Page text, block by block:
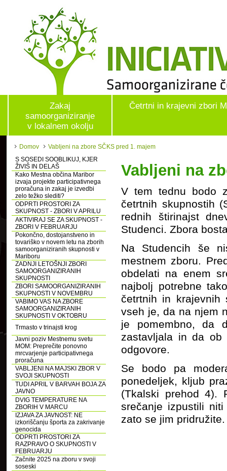
Zakaj
samoorganiziranje
v lokalnem okolju
Četrtni in krajevni zbori
Domov
Vabljeni na zbore SČKS pred 1. majem
S SOSEDI SOOBLIKUJ, KJER
ŽIVIŠ IN DELAŠ
Kako Mestna občina Maribor
izvaja projekte participativnega
proračuna in zakaj je izvedbi
zelo težko slediti?
ODPRTI PROSTORI ZA
SKUPNOST - ZBORI V APRILU
AKTIVIRAJ SE ZA SKUPNOST -
ZBORI V FEBRUARJU
Pokončno, dostojanstveno in
tovariško v novem letu na zborih
samoorganiziranih skupnosti v
Mariboru
ZADNJI LETOŠNJI ZBORI
SAMOORGANIZIRANIH
SKUPNOSTI
ZBORI SAMOORGANIZIRANIH
SKUPNOSTI V NOVEMBRU
VABIMO VAS NA ZBORE
SAMOORGANIZIRANIH
SKUPNOSTI V OKTOBRU
Trmasto v trinajsti krog
Javni poziv Mestnemu svetu
MOM: Preprečite ponovno
mrcvarjenje participativnega
proračuna
VABLJENI NA MAJSKI ZBOR V
SVOJI SKUPNOSTI
TUDI APRIL V BARVAH BOJA ZA
JAVNO
DVIG TEMPERATURE NA
ZBORIH V MARCU
IZJAVA ZA JAVNOST: NE
izkoriščanju športa za zakrivanje
genocida
ODPRTI PROSTORI ZA
RAZPRAVO O SKUPNOSTI V
FEBRUARJU
Začnite 2025 na zboru v svoji
soseski
Vabljeni na
V tem tednu bodo
četrtnih skupnostih
rednih štirinajst
Studenci. Zbora
Na Studencih še
mestnem zboru.
obdelati na enem
najbolj potrebne
četrtnih in krajevnih
vseh je, da na njem
je pomembno, da
zastavljala in da ob
odgovore.
Se bodo pa
ponedeljek, kljub
(Tkalski prehod 4).
srečanje izpustili
zato se jim pridružite.